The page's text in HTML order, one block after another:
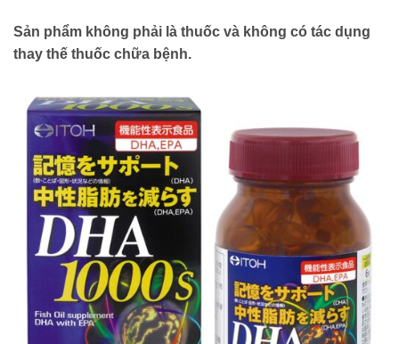
Sản phẩm không phải là thuốc và không có tác dụng
thay thế thuốc chữa bệnh.